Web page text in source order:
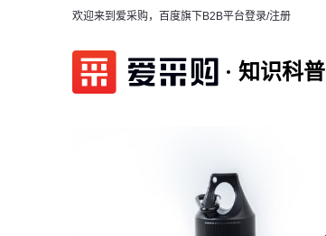
欢迎来到爱采购，百度旗下B2B平台登录/注册
知识科普